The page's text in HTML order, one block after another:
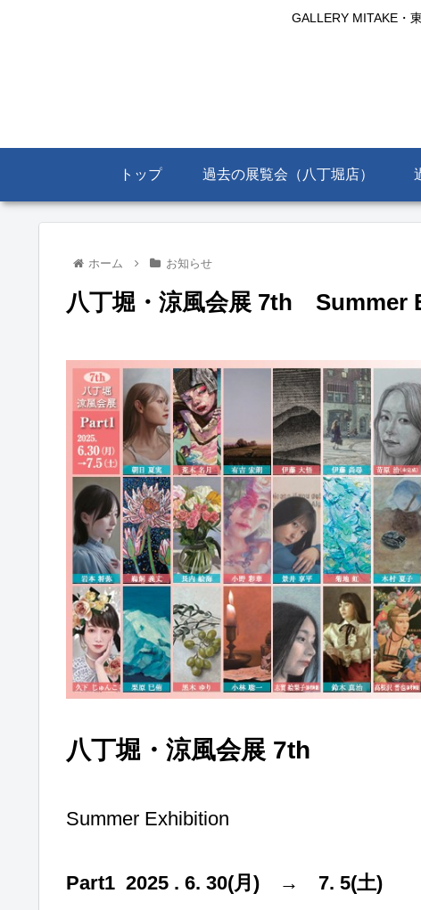
GALLERY MITAKE・
トップ 過去の展覧会（八丁堀店）
ホーム お知らせ
八丁堀・涼風会展 7th Summer
八丁堀・涼風会展 7th
Summer Exhibition
Part1 2025 . 6. 30(月) → 7. 5(土)